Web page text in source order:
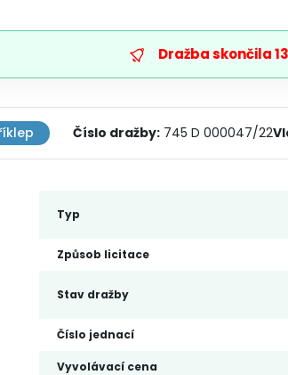
Dražba skončila
Číslo dražby: 745 D 000047/22
Typ
Způsob licitace
Stav dražby
Číslo jednací
Vyvolávací cena